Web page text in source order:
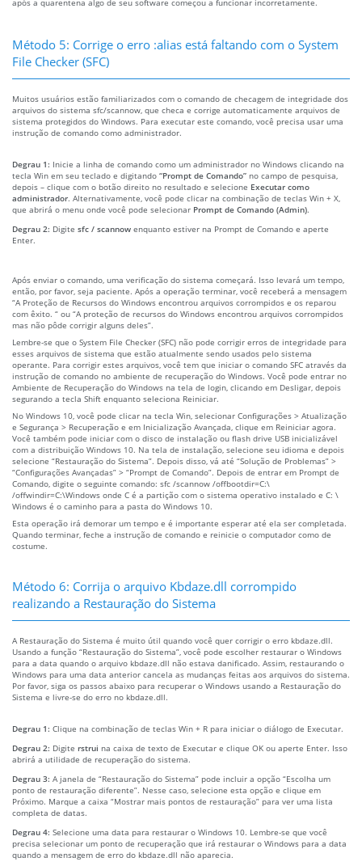
Método 5: Corrige o erro :alias está faltando com o System
File Checker (SFC)
Muitos usuários estão familiarizados com o comando de checagem de integridade dos
arquivos do sistema sfc/scannow, que checa e corrige automaticamente arquivos de
sistema protegidos do Windows. Para executar este comando, você precisa usar uma
instrução de comando como administrador.
Degrau 1: Inicie a linha de comando como um administrador no Windows clicando na
tecla Win em seu teclado e digitando “Prompt de Comando” no campo de pesquisa,
depois – clique com o botão direito no resultado e selecione Executar como
administrador. Alternativamente, você pode clicar na combinação de teclas Win + X,
que abrirá o menu onde você pode selecionar Prompt de Comando (Admin).
Degrau 2: Digite sfc / scannow enquanto estiver na Prompt de Comando e aperte
Enter.
Após enviar o comando, uma verificação do sistema começará. Isso levará um tempo,
então, por favor, seja paciente. Após a operação terminar, você receberá a mensagem
“A Proteção de Recursos do Windows encontrou arquivos corrompidos e os reparou
com êxito. “ ou “A proteção de recursos do Windows encontrou arquivos corrompidos
mas não pôde corrigir alguns deles”.
Lembre-se que o System File Checker (SFC) não pode corrigir erros de integridade para
esses arquivos de sistema que estão atualmente sendo usados pelo sistema
operante. Para corrigir estes arquivos, você tem que iniciar o comando SFC através da
instrução de comando no ambiente de recuperação do Windows. Você pode entrar no
Ambiente de Recuperação do Windows na tela de login, clicando em Desligar, depois
segurando a tecla Shift enquanto seleciona Reiniciar.
No Windows 10, você pode clicar na tecla Win, selecionar Configurações > Atualização
e Segurança > Recuperação e em Inicialização Avançada, clique em Reiniciar agora.
Você também pode iniciar com o disco de instalação ou flash drive USB inicializável
com a distribuição Windows 10. Na tela de instalação, selecione seu idioma e depois
selecione “Restauração do Sistema”. Depois disso, vá até “Solução de Problemas” >
“Configurações Avançadas” > “Prompt de Comando”. Depois de entrar em Prompt de
Comando, digite o seguinte comando: sfc /scannow /offbootdir=C:\
/offwindir=C:\Windows onde C é a partição com o sistema operativo instalado e C: \
Windows é o caminho para a pasta do Windows 10.
Esta operação irá demorar um tempo e é importante esperar até ela ser completada.
Quando terminar, feche a instrução de comando e reinicie o computador como de
costume.
Método 6: Corrija o arquivo Kbdaze.dll corrompido
realizando a Restauração do Sistema
A Restauração do Sistema é muito útil quando você quer corrigir o erro kbdaze.dll.
Usando a função “Restauração do Sistema”, você pode escolher restaurar o Windows
para a data quando o arquivo kbdaze.dll não estava danificado. Assim, restaurando o
Windows para uma data anterior cancela as mudanças feitas aos arquivos do sistema.
Por favor, siga os passos abaixo para recuperar o Windows usando a Restauração do
Sistema e livre-se do erro no kbdaze.dll.
Degrau 1: Clique na combinação de teclas Win + R para iniciar o diálogo de Executar.
Degrau 2: Digite rstrui na caixa de texto de Executar e clique OK ou aperte Enter. Isso
abrirá a utilidade de recuperação do sistema.
Degrau 3: A janela de “Restauração do Sistema” pode incluir a opção “Escolha um
ponto de restauração diferente”. Nesse caso, selecione esta opção e clique em
Próximo. Marque a caixa “Mostrar mais pontos de restauração” para ver uma lista
completa de datas.
Degrau 4: Selecione uma data para restaurar o Windows 10. Lembre-se que você
precisa selecionar um ponto de recuperação que irá restaurar o Windows para a data
quando a mensagem de erro do kbdaze.dll não aparecia.